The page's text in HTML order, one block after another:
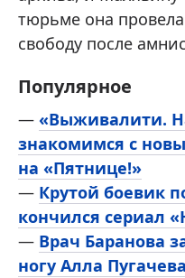
тюрьме она
свободу после
Популярное
— «Выживалити.
знакомимся с
на «Пятнице!»
— Крутой боевик
кончился сериал
— Врач Баранова
ногу Алла